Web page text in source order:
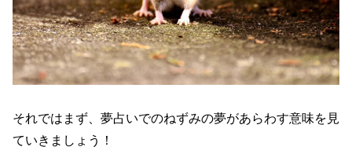
それではまず、夢占いでのねずみの夢があらわす意味を見
ていきましょう！